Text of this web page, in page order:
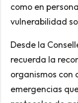
como en
vulnerabilidad
Desde la
recuerda la
organismos con
emergencias